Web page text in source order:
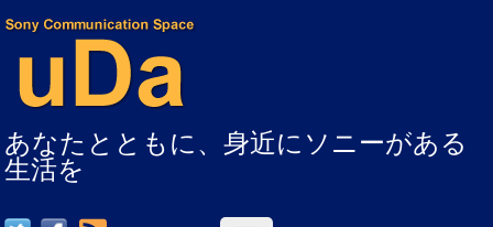
あなたとともに、身近にソニーがある
生活を